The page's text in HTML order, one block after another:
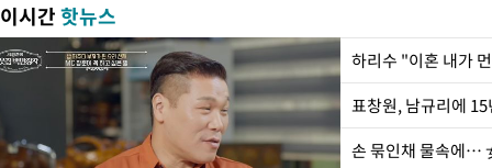
이시간핫뉴스
하리수 "이혼 내가
손 묶인채 물속에…